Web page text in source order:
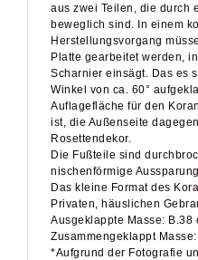
aus zwei Teilen, die durch
beweglich sind. In einem
Herstellungsvorgang
Platte gearbeitet werden,
Scharnier einsägt. Das es
Winkel von ca. 60°
Auflagefläche für den
ist, die Außenseite
Rosettendekor.
Die Fußteile sind
nischenförmige
Das kleine Format des
Privaten, häuslichen
Ausgeklappte Masse: B.38
Zusammengeklappt
*Aufgrund der Fotografie